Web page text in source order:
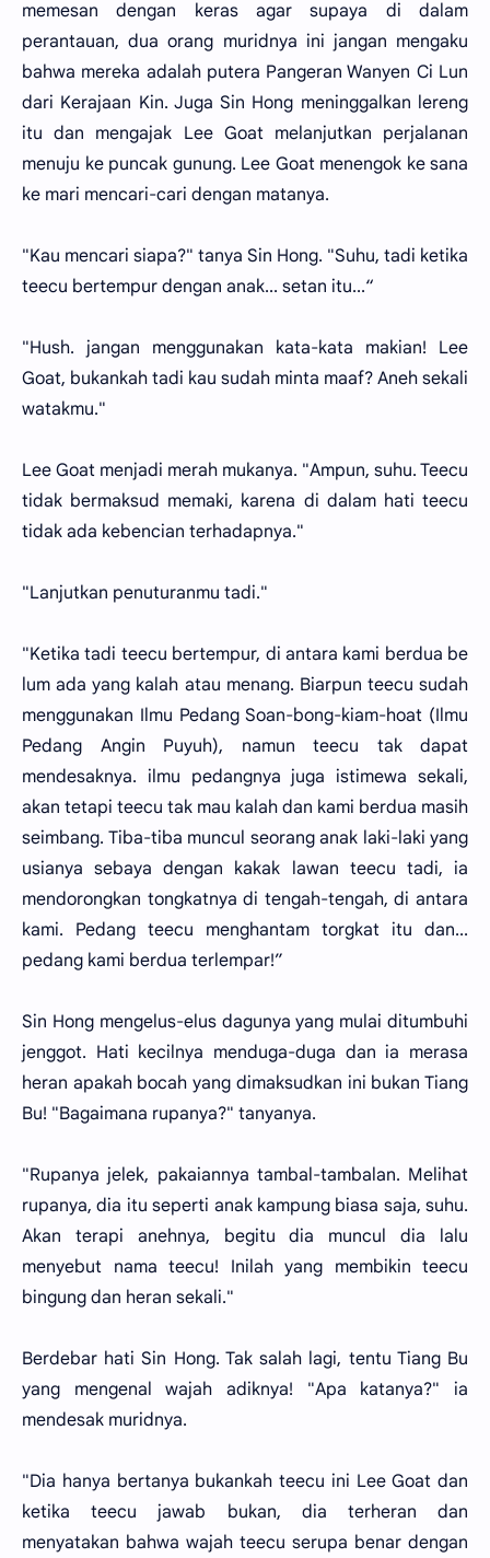
memesan dengan keras agar supaya di dalam
perantauan, dua orang muridnya ini jangan mengaku
bahwa mereka adalah putera Pangeran Wanyen Ci Lun
dari Kerajaan Kin. Juga Sin Hong meninggalkan lereng
itu dan mengajak Lee Goat melanjutkan perjalanan
menuju ke puncak gunung. Lee Goat menengok ke sana
ke mari mencari-cari dengan matanya.
"Kau mencari siapa?" tanya Sin Hong. "Suhu, tadi ketika
teecu bertempur dengan anak... setan itu...“
"Hush. jangan menggunakan kata-kata makian! Lee
Goat, bukankah tadi kau sudah minta maaf? Aneh sekali
watakmu."
Lee Goat menjadi merah mukanya. "Ampun, suhu. Teecu
tidak bermaksud memaki, karena di dalam hati teecu
tidak ada kebencian terhadapnya."
"Lanjutkan penuturanmu tadi."
"Ketika tadi teecu bertempur, di antara kami berdua be
lum ada yang kalah atau menang. Biarpun teecu sudah
menggunakan Ilmu Pedang Soan-bong-kiam-hoat (Ilmu
Pedang Angin Puyuh), namun teecu tak dapat
mendesaknya. ilmu pedangnya juga istimewa sekali,
akan tetapi teecu tak mau kalah dan kami berdua masih
seimbang. Tiba-tiba muncul seorang anak laki-laki yang
usianya sebaya dengan kakak lawan teecu tadi, ia
mendorongkan tongkatnya di tengah-tengah, di antara
kami. Pedang teecu menghantam torgkat itu dan...
pedang kami berdua terlempar!”
Sin Hong mengelus-elus dagunya yang mulai ditumbuhi
jenggot. Hati kecilnya menduga-duga dan ia merasa
heran apakah bocah yang dimaksudkan ini bukan Tiang
Bu! "Bagaimana rupanya?" tanyanya.
"Rupanya jelek, pakaiannya tambal-tambalan. Melihat
rupanya, dia itu seperti anak kampung biasa saja, suhu.
Akan terapi anehnya, begitu dia muncul dia lalu
menyebut nama teecu! Inilah yang membikin teecu
bingung dan heran sekali."
Berdebar hati Sin Hong. Tak salah lagi, tentu Tiang Bu
yang mengenal wajah adiknya! "Apa katanya?" ia
mendesak muridnya.
"Dia hanya bertanya bukankah teecu ini Lee Goat dan
ketika teecu jawab bukan, dia terheran dan
menyatakan bahwa wajah teecu serupa benar dengan